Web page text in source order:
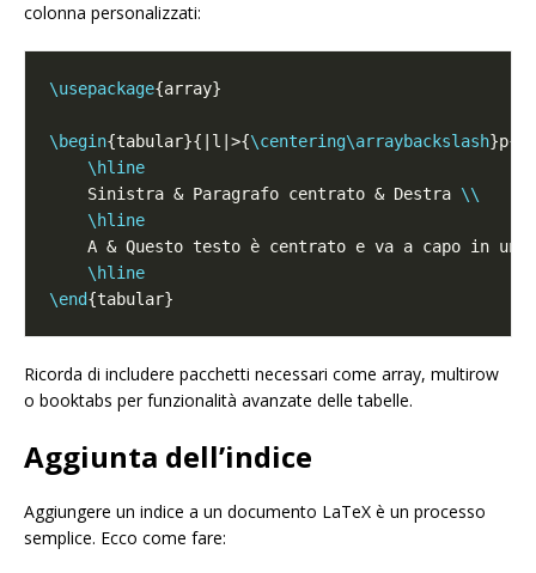
colonna personalizzati:
\usepackage
\begin{tabular}{|l|>{\centering\arraybackslash
\hline
    Sinistra & Paragrafo centrato & Destra
\\
\hline
A & Questo testo è centrato e va a capo in
\hline
\end
Ricorda di includere pacchetti necessari come array, multirow
o booktabs per funzionalità avanzate delle tabelle.
Aggiunta dell’indice
Aggiungere un indice a un documento LaTeX è un processo
semplice. Ecco come fare: